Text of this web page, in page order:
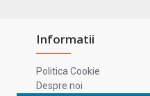
Informatii
Politica Cookie
Despre noi